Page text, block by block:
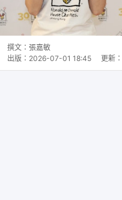
撰文： 張嘉敏
出版： 2026-07-01 18:45 更新：